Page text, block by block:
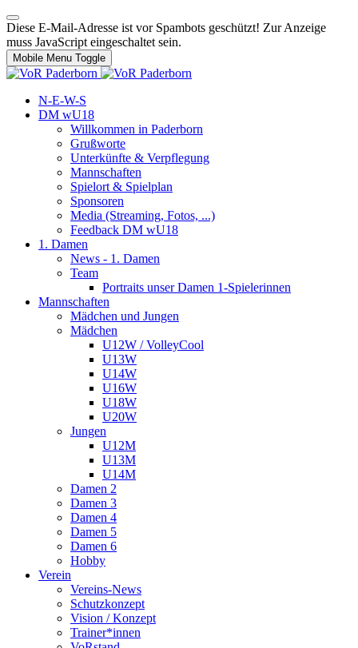
Diese E-Mail-Adresse ist vor Spambots geschützt! Zur Anzeige
muss JavaScript eingeschaltet sein.
Mobile Menu Toggle
N-E-W-S
DM wU18
Willkommen in Paderborn
Grußworte
Unterkünfte & Verpflegung
Mannschaften
Spielort & Spielplan
Sponsoren
Media (Streaming, Fotos, ...)
Feedback DM wU18
1. Damen
News - 1. Damen
Team
Portraits unser Damen 1-Spielerinnen
Mannschaften
Mädchen und Jungen
Mädchen
U12W / VolleyCool
U13W
U14W
U16W
U18W
U20W
Jungen
U12M
U13M
U14M
Damen 2
Damen 3
Damen 4
Damen 5
Damen 6
Hobby
Verein
Vereins-News
Schutzkonzept
Vision / Konzept
Trainer*innen